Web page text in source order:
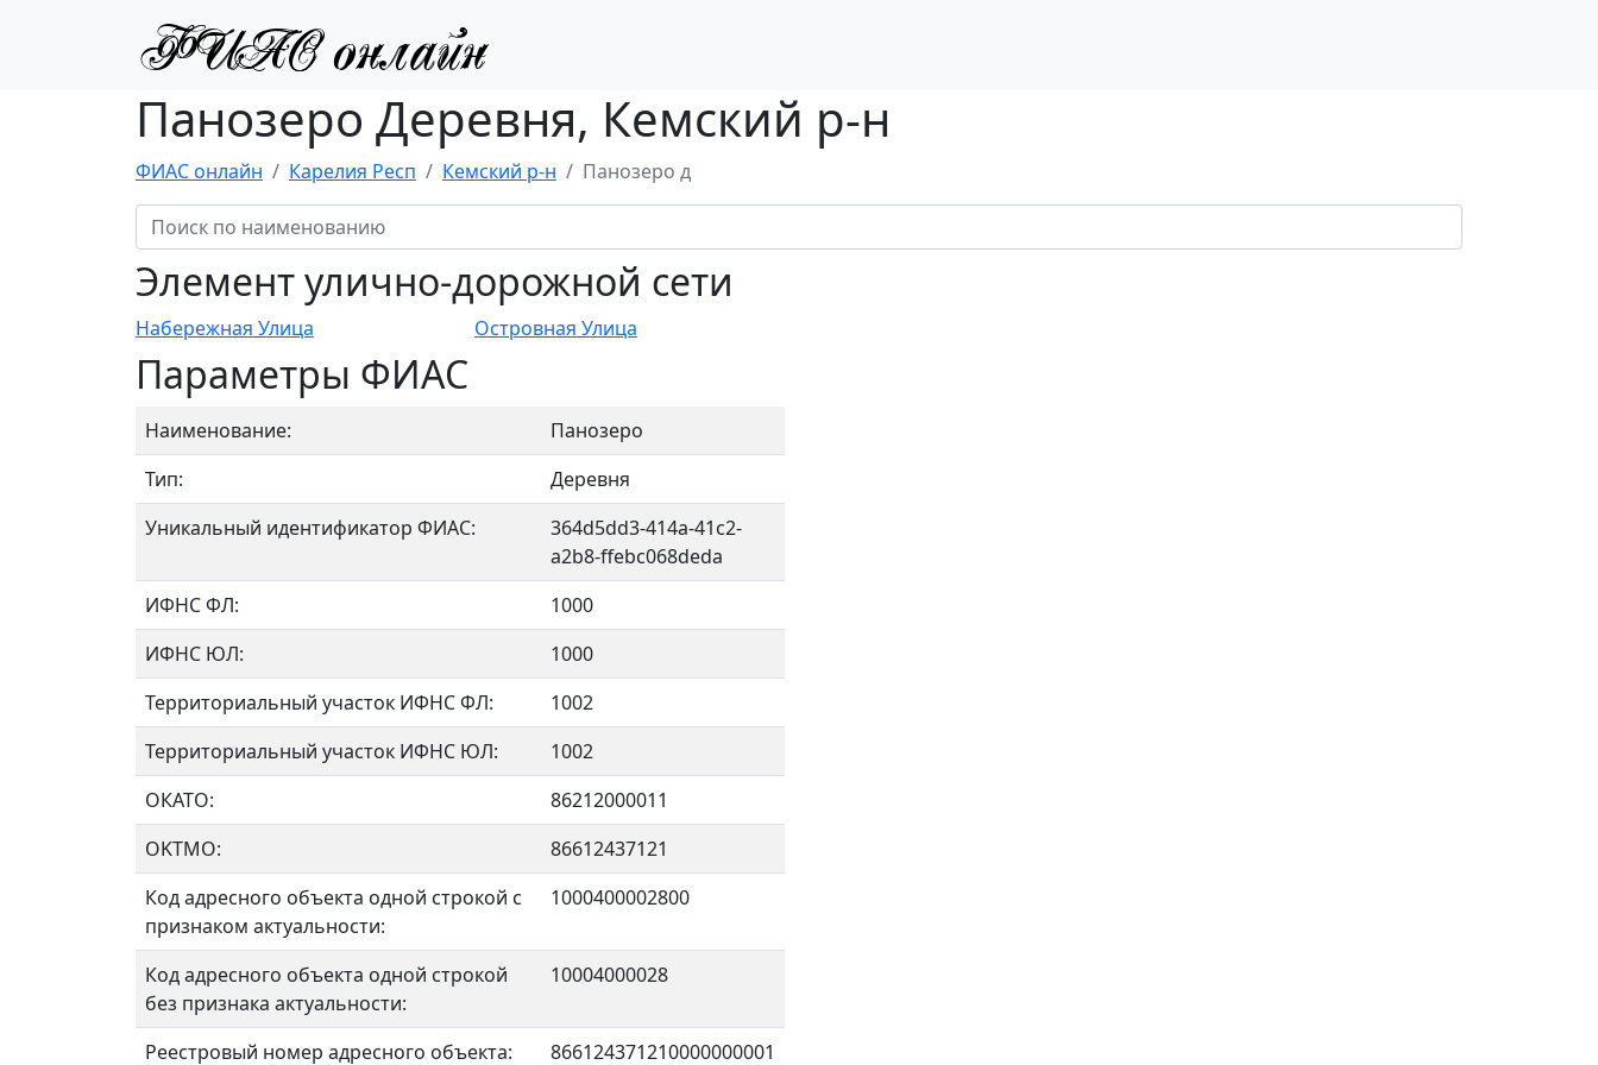
Панозеро Деревня, Кемский р-н
ФИАС онлайн Карелия Респ Кемский р-н Панозеро д
Элемент улично-дорожной сети
Набережная Улица Островная Улица
Параметры ФИАС
Наименование:
Панозеро
Тип:
Деревня
Уникальный идентификатор ФИАС:
364d5dd3-414a-41c2-
a2b8-ffebc068deda
ИФНС ФЛ:
1000
ИФНС ЮЛ:
1000
Территориальный участок ИФНС ФЛ:
1002
Территориальный участок ИФНС ЮЛ:
1002
ОКАТО:
86212000011
OKTMO:
86612437121
Код адресного объекта одной строкой с
признаком актуальности:
1000400002800
Код адресного объекта одной строкой
без признака актуальности:
10004000028
Реестровый номер адресного объекта: 866124371210000000001